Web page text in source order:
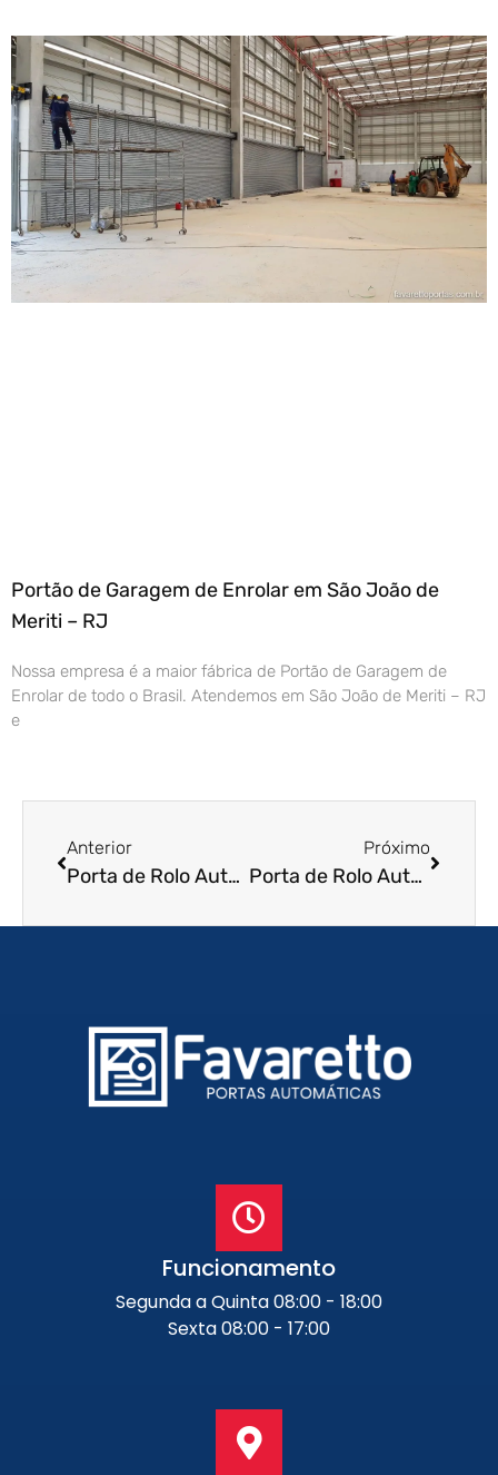
Portão de Garagem de Enrolar em São João de
Meriti – RJ
Nossa empresa é a maior fábrica de Portão de Garagem de
Enrolar de todo o Brasil. Atendemos em São João de Meriti – RJ
e
Anterior
Porta de Rolo Automática em Andradina – SP
Próximo
Porta de Rolo Automática em Ibiúna – SP
Funcionamento
Segunda a Quinta 08:00 - 18:00
Sexta 08:00 - 17:00